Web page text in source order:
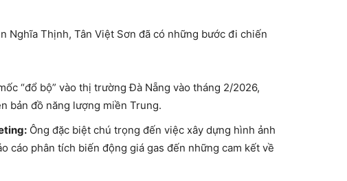
Nghĩa Thịnh, Tân Việt Sơn đã có những bước đi chiến
“đổ bộ” vào thị trường Đà Nẵng vào tháng 2/2026,
bản đồ năng lượng miền Trung.
Ông đặc biệt chú trọng đến việc xây dựng hình ảnh
cáo phân tích biến động giá gas đến những cam kết về